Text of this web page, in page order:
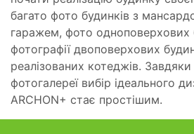
багато фото будинків з
гаражем, фото одноповерхових
фотографії двоповерхових
реалізованих котеджів. Завдяки
фотогалереї вибір ідеального
ARCHON+ стає простішим.